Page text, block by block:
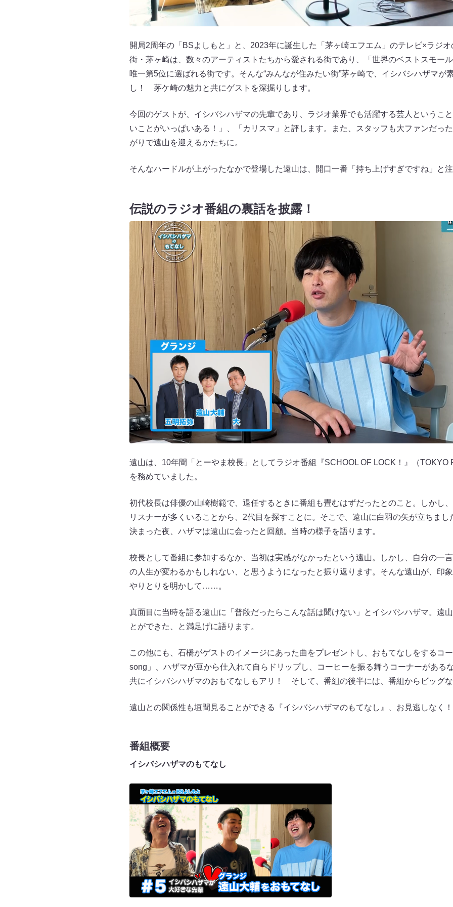
開局2周年の「BSよしもと」と、2023年に誕生した「茅ヶ崎エフエム」のテレビ×ラジ
街・茅ヶ崎は、数々のアーティストたちから愛される街であり、「世界のベストスモー
唯一第5位に選ばれる街です。そんな“みんなが住みたい街”茅ヶ崎で、イシバシハザマが
し！ 茅ケ崎の魅力と共にゲストを深掘りします。
今回のゲストが、イシバシハザマの先輩であり、ラジオ業界でも活躍する芸人というこ
いことがいっぱいある！」、「カリスマ」と評します。また、スタッフも大ファンだっ
がりで遠山を迎えるかたちに。
そんなハードルが上がったなかで登場した遠山は、開口一番「持ち上げすぎですね」と注
伝説のラジオ番組の裏話を披露！
遠山は、10年間「とーやま校長」としてラジオ番組『SCHOOL OF LOCK！』（TOKYO
を務めていました。
初代校長は俳優の山崎樹範で、退任するときに番組も畳むはずだったとのこと。しかし
リスナーが多くいることから、2代目を探すことに。そこで、遠山に白羽の矢が立ちま
決まった夜、ハザマは遠山に会ったと回顧。当時の様子を語ります。
校長として番組に参加するなか、当初は実感がなかったという遠山。しかし、自分の一
の人生が変わるかもしれない、と思うようになったと振り返ります。そんな遠山が、印
やりとりを明かして……。
真面目に当時を語る遠山に「普段だったらこんな話は聞けない」とイシバシハザマ。遠
とができた、と満足げに語ります。
この他にも、石橋がゲストのイメージにあった曲をプレゼントし、おもてなしをするコ
song」、ハザマが豆から仕入れて自らドリップし、コーヒーを振る舞うコーナーがある
共にイシバシハザマのおもてなしもアリ！ そして、番組の後半には、番組からビッ
遠山との関係性も垣間見ることができる『イシバシハザマのもてなし』、お見逃しなく！
番組概要
イシバシハザマのもてなし